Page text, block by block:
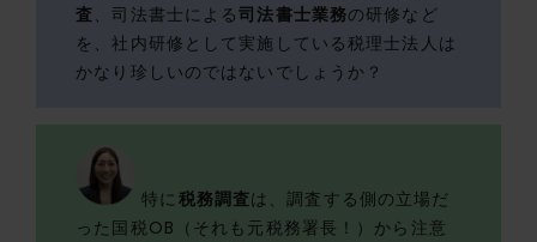
査、司法書士による司法書士業務の研修など
を、社内研修として実施している税理士法人は
かなり珍しいのではないでしょうか？
特に 税務調査は、調査する側の立場だ
った国税OB（それも元税務署長！）から注意